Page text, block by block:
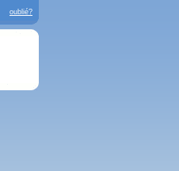
oublié?